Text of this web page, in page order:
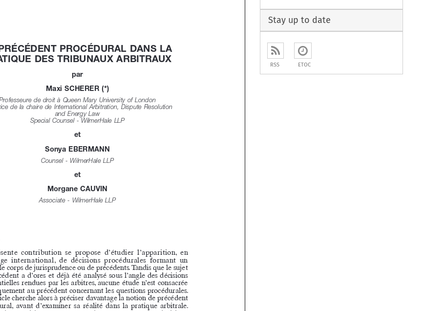



















LE PRÉCÉDENT PROCÉDURAL DANS LA
PRATIQUE DES TRIBUNAUX ARBITRAUX
par
Professeure de droit à Queen Mary University of London
Directrice de la chaire de International Arbitration, Dispute Resolution
Special Counsel - WilmerHale LLP
Sonya  EBERMANN
Counsel - WilmerHale LLP
Morgane  CAUVIN
spécifiquement au précédent concernant les questions procédurales.
Cet article cherche alors à préciser davantage la notion de précédent
procédural,  avant  d’examiner  sa  réalité  dans  la  pratique  arbitrale.
Les  études  empiriques  menées  par  les  auteures  sur  les  décisions
procédurales rendues par des tribunaux CCI et CIRDI font apparaître
d’intéressantes  divergences  dans  la  pratique  des  arbitres  face  au
précédent  procédural,  que  cela  soit  selon  le  type  d’arbitrage
(commercial  ou  d’investissement)  ou  selon  la  matière  traitée
(questions  de  compétence,  demandes  de  mesures  provisoires,  etc.).
(*) Les auteures souhaitent remercier Céline Kellmann et Luc Masset pour
leur  aide  précieuse  lors  de  l’élaboration  de  cet  article.
Stay up to date
RSS ETOC